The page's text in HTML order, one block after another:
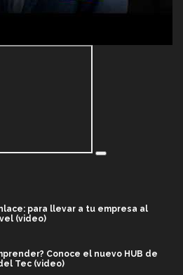
para llevar a tu empresa al
(video)
Conoce el nuevo HUB de
Tec (video)